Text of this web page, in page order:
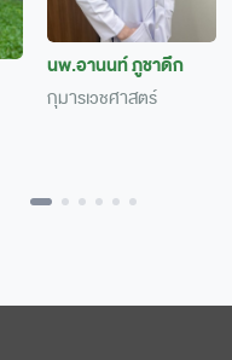
นพ.อานนท์ ภูชาดึก
กุมารเวชศาสตร์